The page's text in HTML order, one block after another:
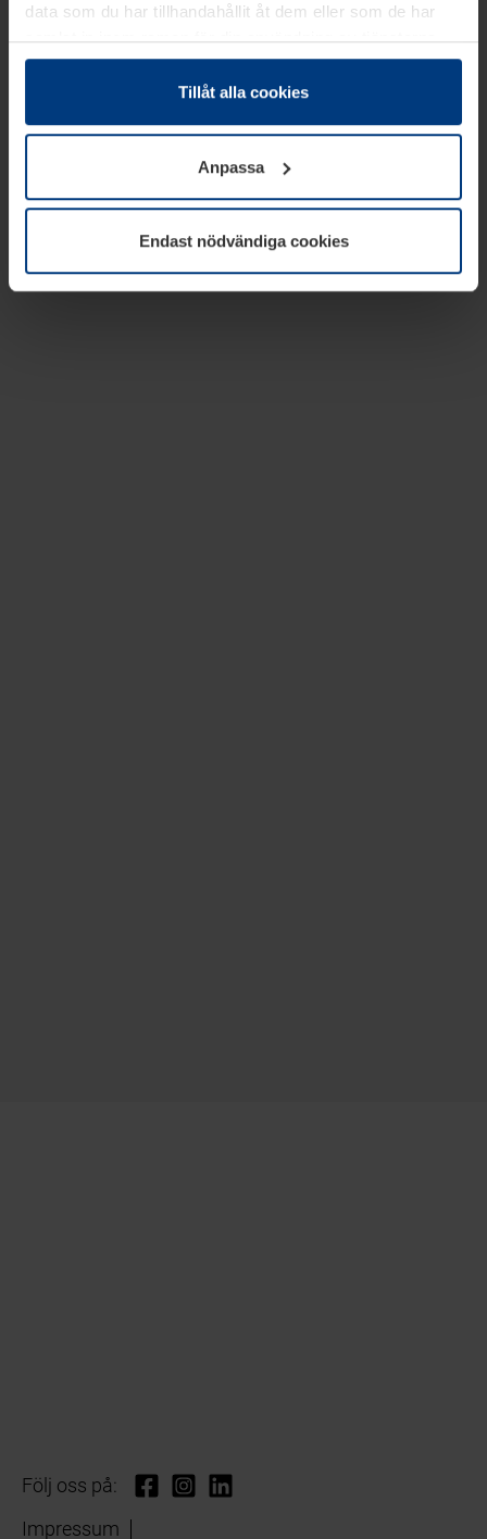
data som du har tillhandahållit åt dem eller som de har
samlat in inom ramen för din användning av tjänsterna.
Juridiskt kan vi lagra kakor på din enhet, om de är
absolut nödvändiga för driften av den här webbplatsen.
godkännande kan du när som helst ändra eller återkalla i
informationen om kakor underDataskyddsförklaring
vår webbplats.
Tillåt alla cookies
Anpassa
Endast nödvändiga cookies
Följ oss på:
Impressum